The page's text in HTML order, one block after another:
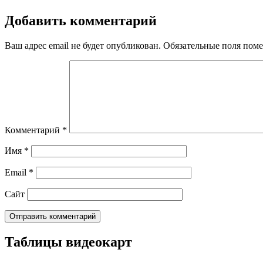
Добавить комментарий
Ваш адрес email не будет опубликован. Обязательные поля
Комментарий *
Имя *
Email *
Сайт
Таблицы видеокарт